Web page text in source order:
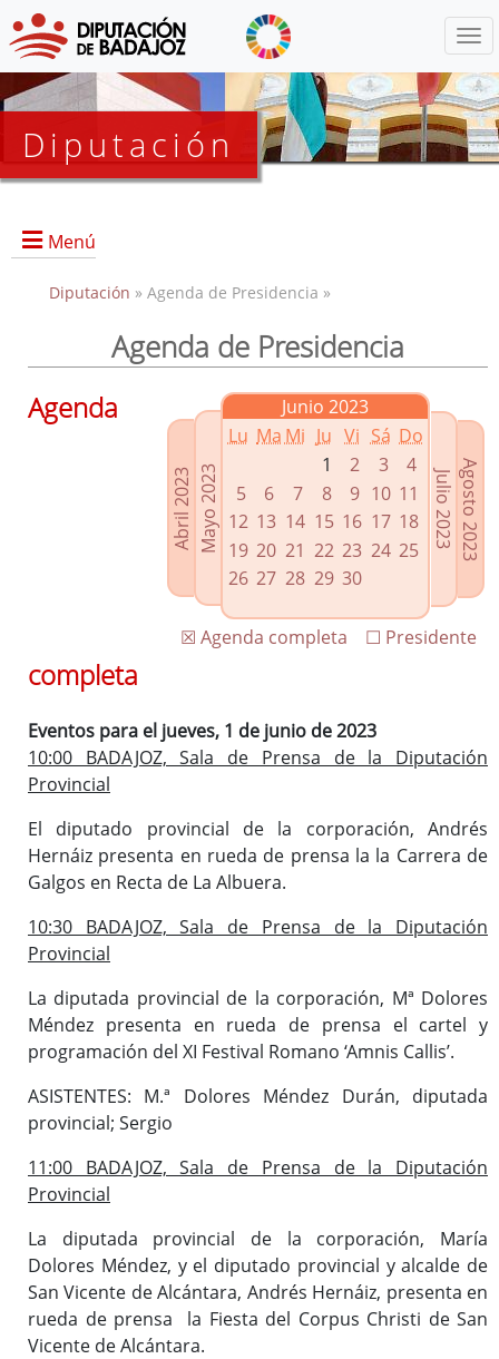
Diputación
Menú
Presidencia
Grupos Políticos
Enlaces relacionados
Agenda de Presidencia
Plenos provinciales y Juntas de gobierno
Oficina de Proyectos Europeos
Diputación » Agenda de Presidencia »
Agenda de Presidencia
Abril 2023Mayo 2023
Junio 2023
Lu Ma Mi Ju Vi Sá Do
1
2 3
4
5
6 7 8 9 10 11
12 13 14 15 16 17 18
19 20 21 22 23 24 25
26 27 28 29 30
Agosto 2023
Julio 2023
☐ Presidente
☒ Agenda completa
Agenda
completa
Eventos para el jueves, 1 de junio de 2023
10:00 BADAJOZ, Sala de Prensa de la Diputación
Provincial
El diputado provincial de la corporación, Andrés
Hernáiz presenta en rueda de prensa la la Carrera de
Galgos en Recta de La Albuera.
10:30 BADAJOZ, Sala de Prensa de la Diputación
Provincial
La diputada provincial de la corporación, Mª Dolores
Méndez presenta en rueda de prensa el cartel y
programación del XI Festival Romano ‘Amnis Callis’.
ASISTENTES: M.ª Dolores Méndez Durán, diputada
provincial; Sergio
11:00 BADAJOZ, Sala de Prensa de la Diputación
Provincial
La diputada provincial de la corporación, María
Dolores Méndez, y el diputado provincial y alcalde de
San Vicente de Alcántara, Andrés Hernáiz, presenta en
rueda de prensa la Fiesta del Corpus Christi de San
Vicente de Alcántara.